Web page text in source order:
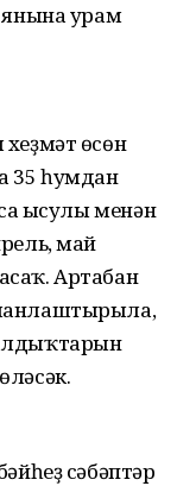
янына урам
өсөн
35 һумдан
ысулы менән
май
Артабан
сәбәптәр